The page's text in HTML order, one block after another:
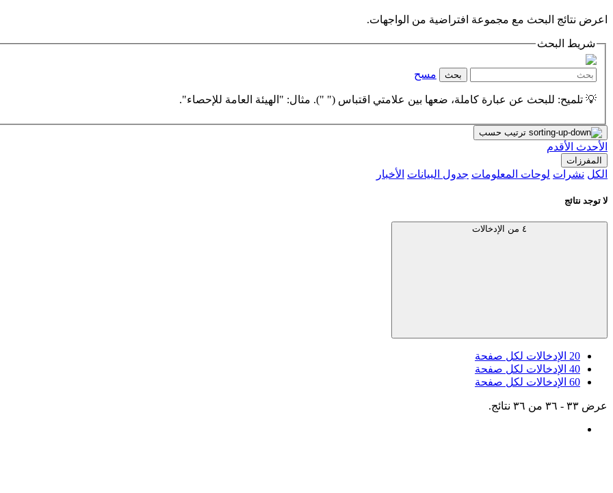
اعرض نتائج البحث مع مجموعة افتراضية من الواجهات.
شريط البحث
بحث مسح
💡 تلميح: للبحث عن عبارة كاملة، ضعها بين علامتي اقتباس (" "). مثال: "الهيئة العامة للإحصاء".
ترتيب حسب
الأحدث الأقدم
المفرزات
الكل نشرات لوحات المعلومات جدول البيانات الأخبار
لا توجد نتائج
٤ من الإدخالات
20 الإدخالات لكل صفحة
40 الإدخالات لكل صفحة
60 الإدخالات لكل صفحة
عرض ٣٣ - ٣٦ من ٣٦ نتائج.